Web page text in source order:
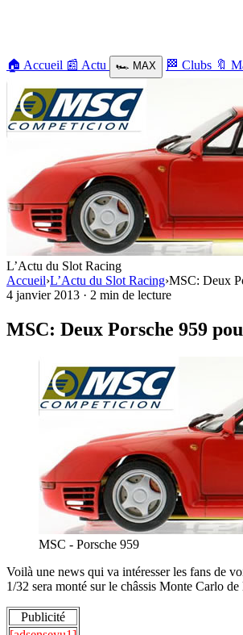
🏠 Accueil 📰 Actu 🏎️ MAX 🏁 Clubs 🔖
L’Actu du Slot Racing
Accueil›L’Actu du Slot Racing›MSC: Deux
4 janvier 2013 · 2 min de lecture
MSC: Deux Porsche 959
MSC - Porsche 959
Voilà une news qui va intéresser les fans de
1/32 sera monté sur le châssis Monte Carlo de
Publicité